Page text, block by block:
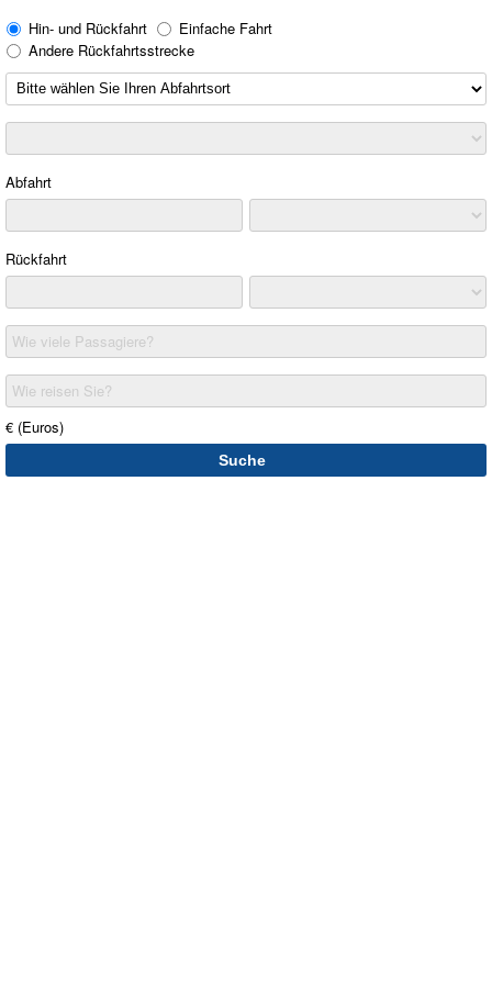
Hin- und Rückfahrt
Einfache Fahrt
Andere Rückfahrtsstrecke
Abfahrt
Rückfahrt
Wie viele Passagiere?
Wie reisen Sie?
€ (Euros)
Suche